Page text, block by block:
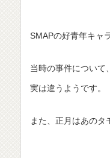
SMAPの好青年キャ
当時の事件について
実は違うようです。
また、正月はあのタ